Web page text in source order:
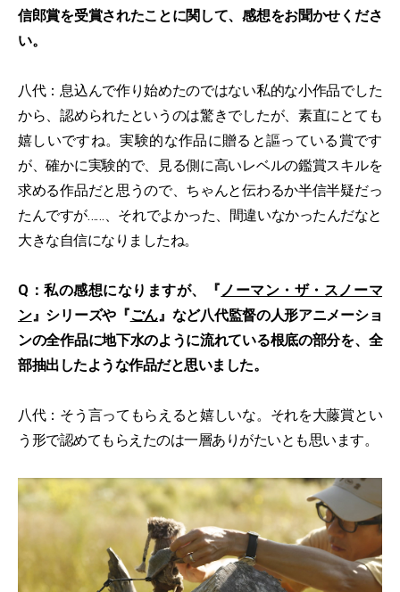
信郎賞を受賞されたことに関して、感想をお聞かせくださ
い。
八代：息込んで作り始めたのではない私的な小作品でした
から、認められたというのは驚きでしたが、素直にとても
嬉しいですね。実験的な作品に贈ると謳っている賞です
が、確かに実験的で、見る側に高いレベルの鑑賞スキルを
求める作品だと思うので、ちゃんと伝わるか半信半疑だっ
たんですが……、それでよかった、間違いなかったんだなと
大きな自信になりましたね。
Q：私の感想になりますが、『ノーマン・ザ・スノーマ
ン』シリーズや『ごん』など八代監督の人形アニメーショ
ンの全作品に地下水のように流れている根底の部分を、全
部抽出したような作品だと思いました。
八代：そう言ってもらえると嬉しいな。それを大藤賞とい
う形で認めてもらえたのは一層ありがたいとも思います。